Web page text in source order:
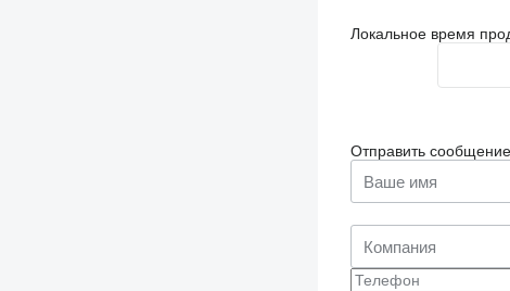
Локальное время
Отправить сообщение